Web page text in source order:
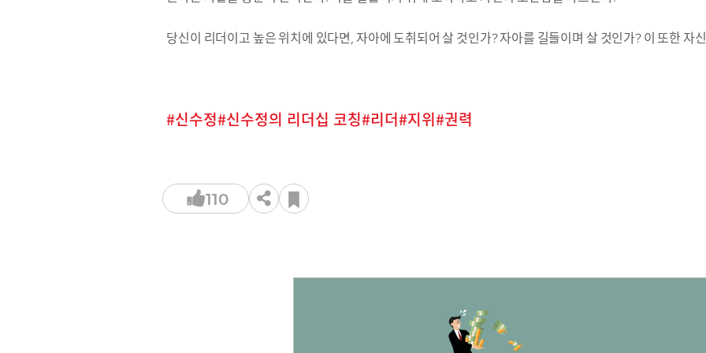
당신이 리더이고 높은 위치에 있다면, 자아에 도취되어 살 것인가? 자아를 길들이며 살 것인가? 이 또한 자
110
신수정 신수정의 리더십 코칭 리더 지위 권력